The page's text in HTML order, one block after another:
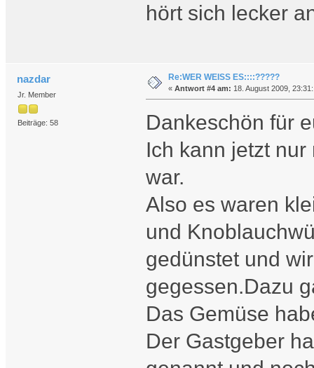
hört sich lecker
nazdar
Jr. Member
Beiträge: 58
Re:WER WEISS ES::::?????
« Antwort #4 am: 18. August 2009,
Dankeschön für
Ich kann jetzt
war.
Also es waren
und
gedünstet und
gegessen.Dazu
Das Gemüse
Der Gastgeber